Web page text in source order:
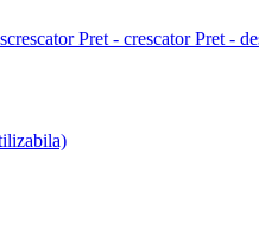
Pret - crescatorPret -